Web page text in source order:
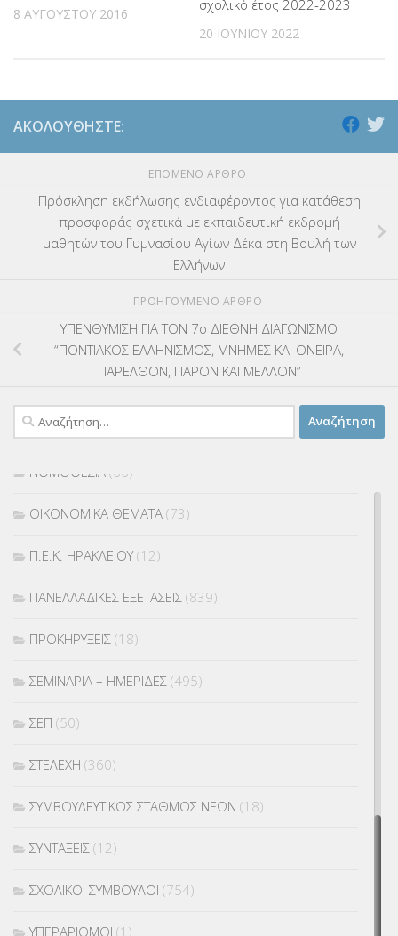
8 ΑΥΓΟΎΣΤΟΥ 2016
σχολικό έτος 2022-2023
20 ΙΟΥΝΊΟΥ 2022
ΑΚΟΛΟΥΘΉΣΤΕ:
ΕΠΌΜΕΝΟ ΆΡΘΡΟ
Πρόσκληση εκδήλωσης ενδιαφέροντος για κατάθεση
προσφοράς σχετικά με εκπαιδευτική εκδρομή
μαθητών του Γυμνασίου Αγίων Δέκα στη Βουλή των
Ελλήνων
ΠΡΟΗΓΟΎΜΕΝΟ ΆΡΘΡΟ
ΥΠΕΝΘΥΜΙΣΗ ΓΙΑ ΤΟΝ 7ο ΔΙΕΘΝΗ ΔΙΑΓΩΝΙΣΜΟ
“ΠΟΝΤΙΑΚΟΣ ΕΛΛΗΝΙΣΜΟΣ, ΜΝΗΜΕΣ ΚΑΙ ΟΝΕΙΡΑ,
ΠΑΡΕΛΘΟΝ, ΠΑΡΟΝ ΚΑΙ ΜΕΛΛΟΝ”
Αναζήτηση
για:
ΕΠΙΜΟΡΦΩΣΗ Τ.Π.Ε.
ΚΕΣΥΠ (109)
ΚΠγ – ΚΡΑΤΙΚΟ ΠΙΣΤΟΠΟΙΗΤΙΚΟ ΓΛΩΣΣΟΜΑΘΕΙΑΣ
ΚΠπ- ΚΡΑΤΙΚΟ ΠΙΣΤΟΠΟΙΗΤΙΚΟ ΠΛΗΡΟΦΟΡΙΚΗΣ(12)
ΜΕΤΑΘΕΣΕΙΣ-ΤΟΠΟΘΕΤΗΣΕΙΣ ΒΕΛΤΙΩΣΕΙΣ (319)
ΜΕΤΑΦΟΡΑ ΜΑΘΗΤΩΝ
ΝΟΜΟΘΕΣΙΑ (66)
ΟΙΚΟΝΟΜΙΚΑ ΘΕΜΑΤΑ (73)
Π.Ε.Κ. ΗΡΑΚΛΕΙΟΥ(12)
ΠΑΝΕΛΛΑΔΙΚΕΣ ΕΞΕΤΑΣΕΙΣ (839)
ΠΡΟΚΗΡΥΞΕΙΣ (18)
ΣΕΜΙΝΑΡΙΑ – ΗΜΕΡΙΔΕΣ (495)
ΣΕΠ (50)
ΣΤΕΛΕΧΗ (360)
ΣΥΜΒΟΥΛΕΥΤΙΚΟΣ ΣΤΑΘΜΟΣ ΝΕΩΝ (18)
ΣΥΝΤΑΞΕΙΣ (12)
ΣΧΟΛΙΚΟΙ ΣΥΜΒΟΥΛΟΙ (754)
ΥΠΕΡΑΡΙΘΜΟΙ (1)